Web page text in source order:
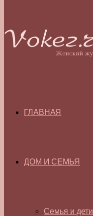
ГЛАВНАЯ
ДОМ И СЕМЬЯ
Семья и дети